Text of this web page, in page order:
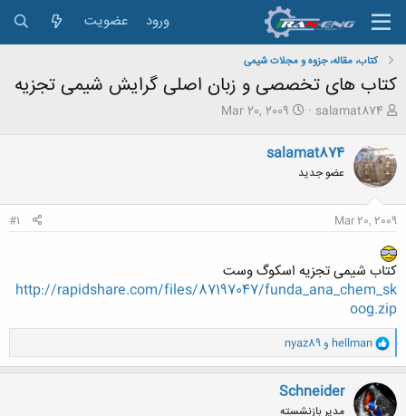
ورود عضویت
کتاب، مقاله، جزوه و مجلات شیمی
کتاب های تخصصی و زبان اصلی گرایش شیمی تجزیه
ش
و
ع
ک
ن
ن
د
م
و
ض
و
salamat874
ت
ی
ر
Mar 20, 2009
salamat874
عضو جدید
Mar 20, 2009
#1
کتاب شیمی تجزیه اسکوگ وست
http://rapidshare.com/files/87197047/funda_ana_chem_sk
oog.zip
و
ا
ک
ن
ش
hellman و nyaz89
Schneider
مدیر بازنشسته